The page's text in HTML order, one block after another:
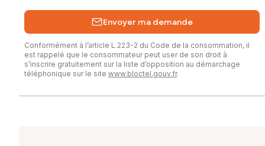
Envoyer ma demande
Conformément à l’article L.223-2 du Code de la consommation, il
est rappelé que le consommateur peut user de son droit à
s’inscrire gratuitement sur la liste d’opposition au démarchage
téléphonique sur le site www.bloctel.gouv.fr.